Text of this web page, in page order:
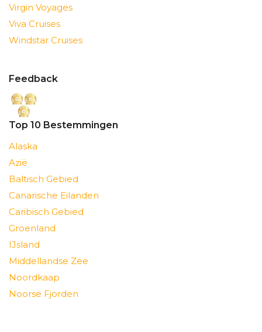
Virgin Voyages
Viva Cruises
Windstar Cruises
Feedback
Top 10 Bestemmingen
Alaska
Azië
Baltisch Gebied
Canarische Eilanden
Caribisch Gebied
Groenland
IJsland
Middellandse Zee
Noordkaap
Noorse Fjorden